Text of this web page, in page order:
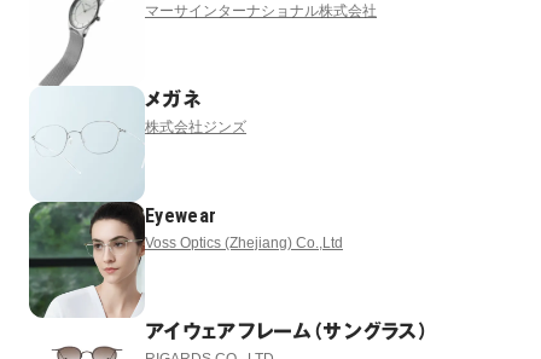
マーサインターナショナル株式会社
メガネ
株式会社ジンズ
Eyewear
Voss Optics (Zhejiang) Co.,Ltd
アイウェアフレーム（サングラス）